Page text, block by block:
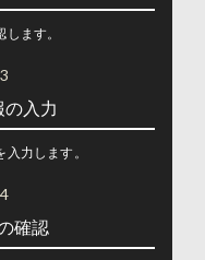
ます。
の入力
力します。
確認